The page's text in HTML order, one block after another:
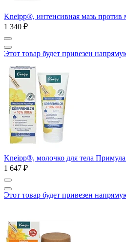
Kneipp®, интенсивная мазь против
1 340 ₽
Этот товар будет привезен
Kneipp®, молочко для тела
1 647 ₽
Этот товар будет привезен